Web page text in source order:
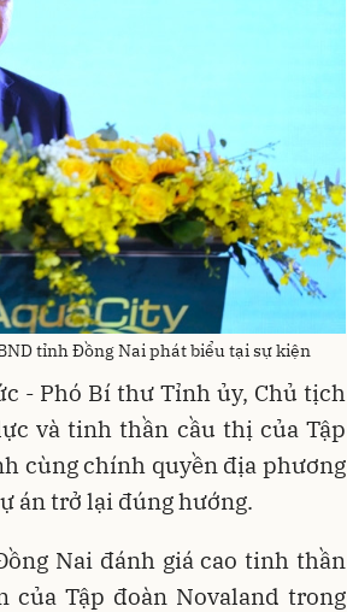
tỉnh Đồng Nai phát biểu tại sự kiện
- Phó Bí thư Tỉnh ủy, Chủ tịch
và tinh thần cầu thị của Tập
cùng chính quyền địa phương
án trở lại đúng hướng.
Nai đánh giá cao tinh thần
Tập đoàn Novaland trong